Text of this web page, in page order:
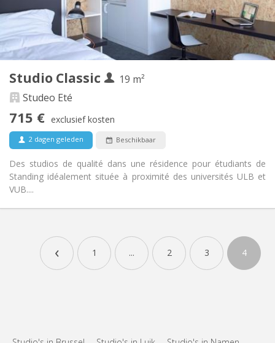
Studio Classic
19 m²
Studeo Eté
715 € exclusief kosten
2 dagen geleden Beschikbaar
Des studios de qualité dans une résidence pour étudiants de
Standing idéalement située à proximité des universités ULB et
VUB....
Inrichting
Badkamer:
Privaat
Keuken:
in de kamer
Oppervlakte:
19 m
2
‹ 1 ... 2 3 4